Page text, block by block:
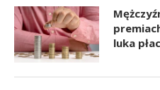
luka